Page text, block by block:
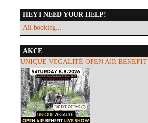
HEY I NEED YOUR HELP!
All booking...
AKCE
UNIQUE VEGALITÉ OPEN AIR